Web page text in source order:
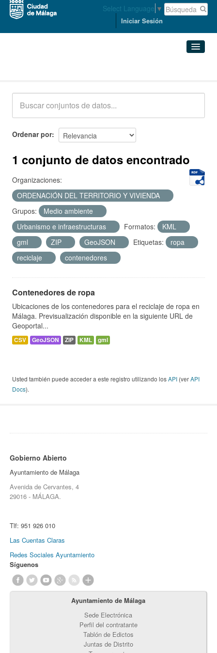
Select Language ▼
Iniciar Sesión
Acerca de
Ordenar por
1 conjunto de datos encontrado
Organizaciones:
ORDENACIÓN DEL TERRITORIO Y VIVIENDA
Grupos:
Medio ambiente
Urbanismo e infraestructuras
Formatos:
KML
gml
ZIP GeoJSON Etiquetas:
ropa
reciclaje
contenedores
Contenedores de ropa
Ubicaciones de los contenedores para el reciclaje de ropa en
Málaga. Previsualización disponible en la siguiente URL de
Geoportal...
CSV GeoJSON ZIP KML gml
Usted también puede acceder a este registro utilizando losAPI (verAPI
Docs).
Gobierno Abierto
Ayuntamiento de Málaga
Avenida de Cervantes, 4
29016 - MÁLAGA.
Tlf: 951 926 010
Las Cuentas Claras
Redes Sociales Ayuntamiento
Síguenos
Ayuntamiento de Málaga
Sede Electrónica
Perfil del contratante
Tablón de Edictos
Juntas de Distrito